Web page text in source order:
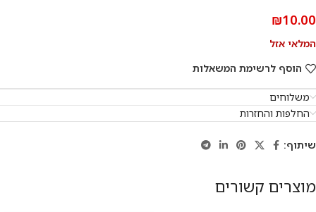
₪10.00
המלאי אזל
הוסף לרשימת המשאלות
משלוחים
החלפות והחזרות
שיתוף:
מוצרים קשורים